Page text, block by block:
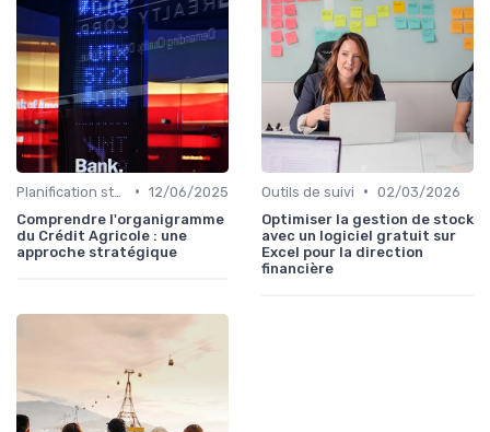
• 12/06/2025
Comprendre l'organigramme
du Crédit Agricole : une
approche stratégique
Outils de suivi • 02/03/2026
Optimiser la gestion de stock
avec un logiciel gratuit sur
Excel pour la direction
financière